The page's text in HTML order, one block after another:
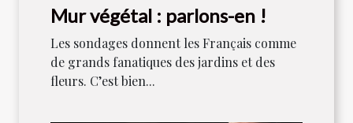
Mur végétal : parlons-en !
Les sondages donnent les Français comme
de grands fanatiques des jardins et des
fleurs. C’est bien...